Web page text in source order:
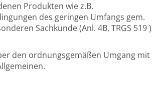
Produkten wie z.B.
des geringen Umfangs gem.
Sachkunde (Anl. 4B, TRGS 519 )
den ordnungsgemäßen Umgang mit